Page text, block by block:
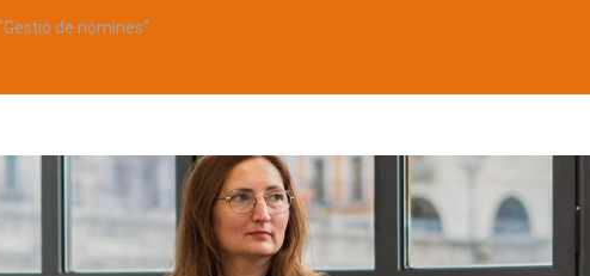
de nòmines"